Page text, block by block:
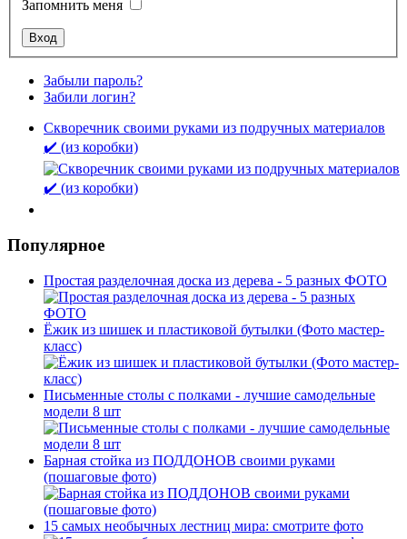
Запомнить меня
Забыли пароль?
Забили логин?
Скворечник своими руками из подручных материалов
✔️ (из коробки)
Популярное
Простая разделочная доска из дерева - 5 разных ФОТО
Ёжик из шишек и пластиковой бутылки (Фото мастер-
класс)
Письменные столы с полками - лучшие самодельные
модели 8 шт
Барная стойка из ПОДДОНОВ своими руками
(пошаговые фото)
15 самых необычных лестниц мира: смотрите фото